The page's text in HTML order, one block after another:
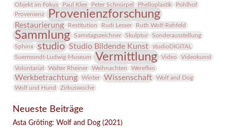
Objekt im Fokus
Paul Klee Peter Schnürpel Phelloplastik
Pohlhof
Provenienz
Provenienzforschung
Restaurierung Restitution Rudi Lesser Ruth Wolf-Rehfeld
Sammlung Samstagszeichner Skulptur
Sonderausstellung
Sphinx
studio Studio Bildende Kunst
studioDIGITAL
Suermondt-Ludwig-Museum
Vermittlung Video
Videokunst
Volontariat
Walter Rheiner Weihnachten Werefkin
Werkbetrachtung Winter Wissenschaft
Wolf and Dog
Wolf und Hund
Zirkuswoche
Neueste Beiträge
Asta Gröting: Wolf and Dog (2021)